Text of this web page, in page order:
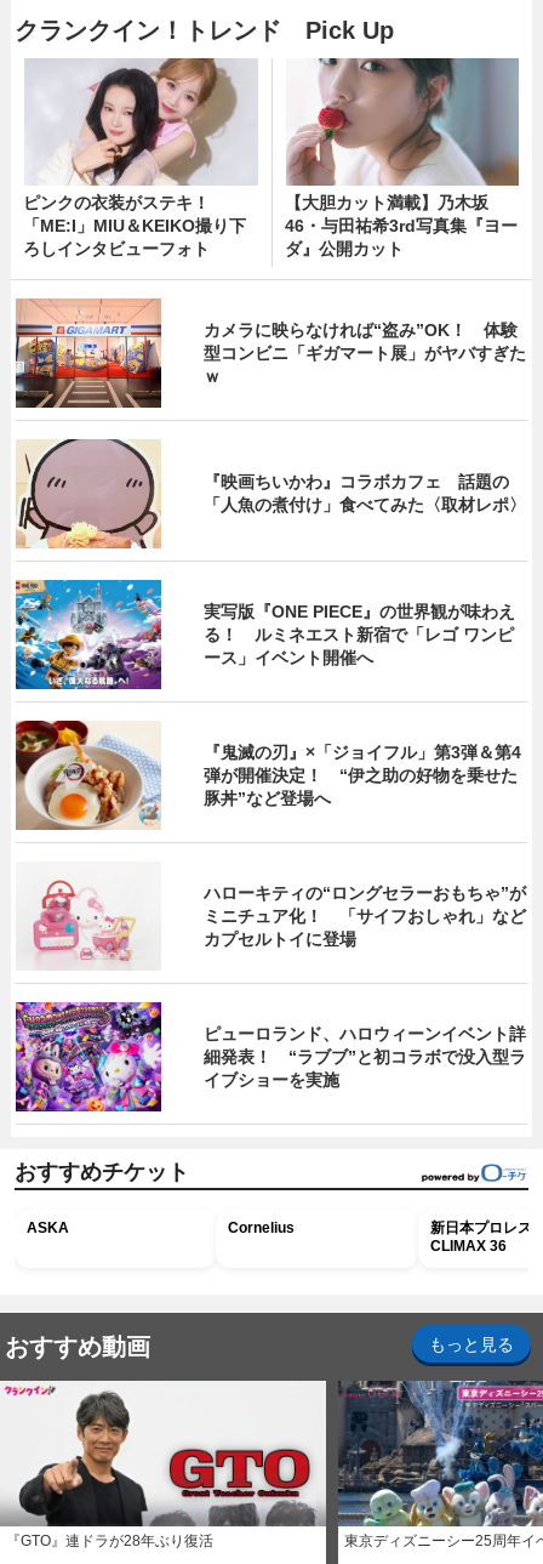
クランクイン！トレンド Pick Up
ピンクの衣装がステキ！
「ME:I」MIU＆KEIKO撮り下
ろしインタビューフォト
【大胆カット満載】乃木坂
46・与田祐希3rd写真集『ヨー
ダ』公開カット
カメラに映らなければ“盗み”OK！ 体験
型コンビニ「ギガマート展」がヤバすぎた
ｗ
『映画ちいかわ』コラボカフェ 話題の
「人魚の煮付け」食べてみた〈取材レポ〉
実写版『ONE PIECE』の世界観が味わえ
る！ ルミネエスト新宿で「レゴ ワンピ
ース」イベント開催へ
『鬼滅の刃』×「ジョイフル」第3弾＆第4
弾が開催決定！ “伊之助の好物を乗せた
豚丼”など登場へ
ハローキティの“ロングセラーおもちゃ”が
ミニチュア化！ 「サイフおしゃれ」など
カプセルトイに登場
ピューロランド、ハロウィーンイベント詳
細発表！ “ラブブ”と初コラボで没入型ラ
イブショーを実施
おすすめチケット
ASKA Cornelius
新日本プロレス
CLIMAX 36
おすすめ動画 もっと見る
『GTO』連ドラが28年ぶり復活 東京ディズニーシー25周年イ